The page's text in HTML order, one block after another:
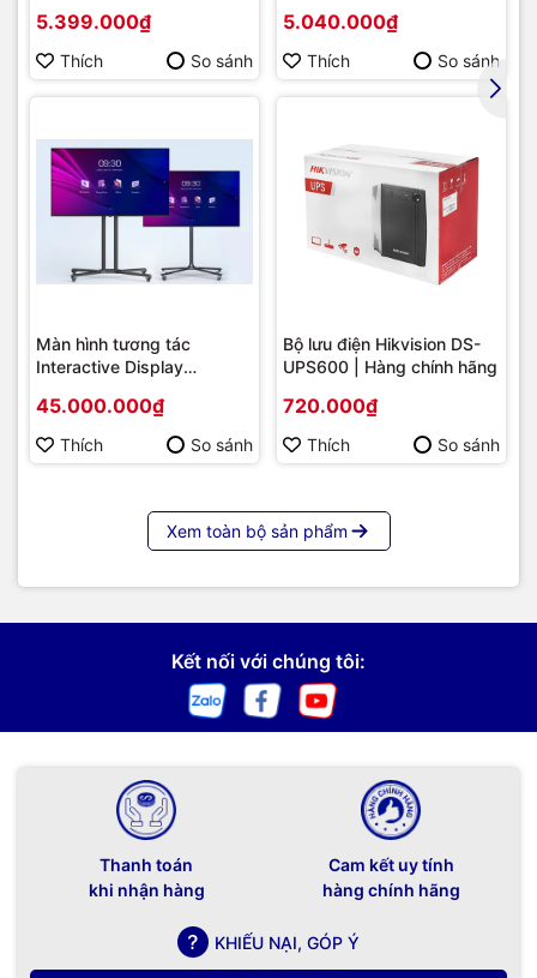
Socket AM4/ VGA
onboard)
5.399.000₫
Thích So sánh
5.040.000₫
Thích So sánh
Màn hình tương tác
Interactive Display
86 | Cấu hình cao cấp |
Hàng chính hãng
45.000.000₫
Thích So sánh
Bộ lưu điện Hikvision DS-
UPS600 | Hàng chính hãng
720.000₫
Thích So sánh
Xem toàn bộ sản phẩm
Kết nối với chúng tôi:
Thanh toán
khi nhận hàng
Cam kết uy tính
hàng chính hãng
KHIẾU NẠI, GÓP Ý